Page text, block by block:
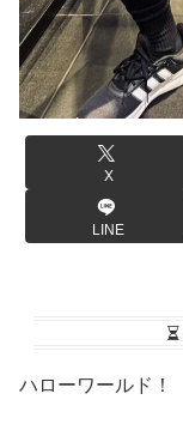
X
LINE
ハローワールド！